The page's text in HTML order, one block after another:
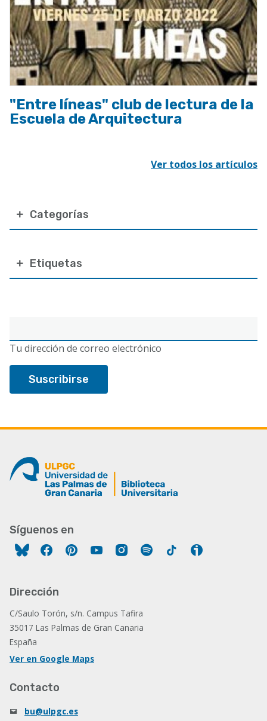
electrónico
Tu dirección de correo electrónico
Categorías
Etiquetas
"Entre líneas" club de lectura de la
Escuela de Arquitectura
Ver todos los artículos
Síguenos en
FacebookPinterestYouTubeInstagram
Spotify Tiktok
Dirección
C/Saulo Torón, s/n. Campus Tafira
35017 Las Palmas de Gran Canaria
España
Ver en Google Maps
Contacto
bu@ulpgc.es